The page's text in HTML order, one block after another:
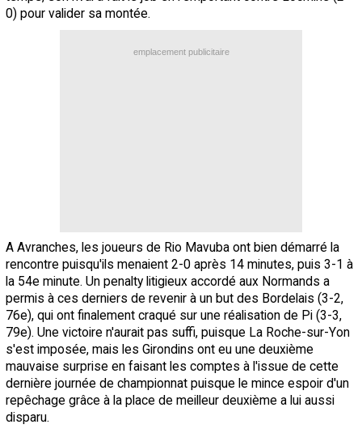
0) pour valider sa montée.
emplacement publicitaire
A Avranches, les joueurs de Rio Mavuba ont bien démarré la
rencontre puisqu'ils menaient 2-0 après 14 minutes, puis 3-1 à
la 54e minute. Un penalty litigieux accordé aux Normands a
permis à ces derniers de revenir à un but des Bordelais (3-2,
76e), qui ont finalement craqué sur une réalisation de Pi (3-3,
79e). Une victoire n'aurait pas suffi, puisque La Roche-sur-Yon
s'est imposée, mais les Girondins ont eu une deuxième
mauvaise surprise en faisant les comptes à l'issue de cette
dernière journée de championnat puisque le mince espoir d'un
repêchage grâce à la place de meilleur deuxième a lui aussi
disparu.